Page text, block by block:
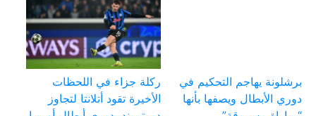
برشلونة يهاجم التحكيم في
دوري الأبطال ويصفها بأنها
ركلة جزاء في اللحظات
الأخيرة تقود أتلانتا لتجاوز